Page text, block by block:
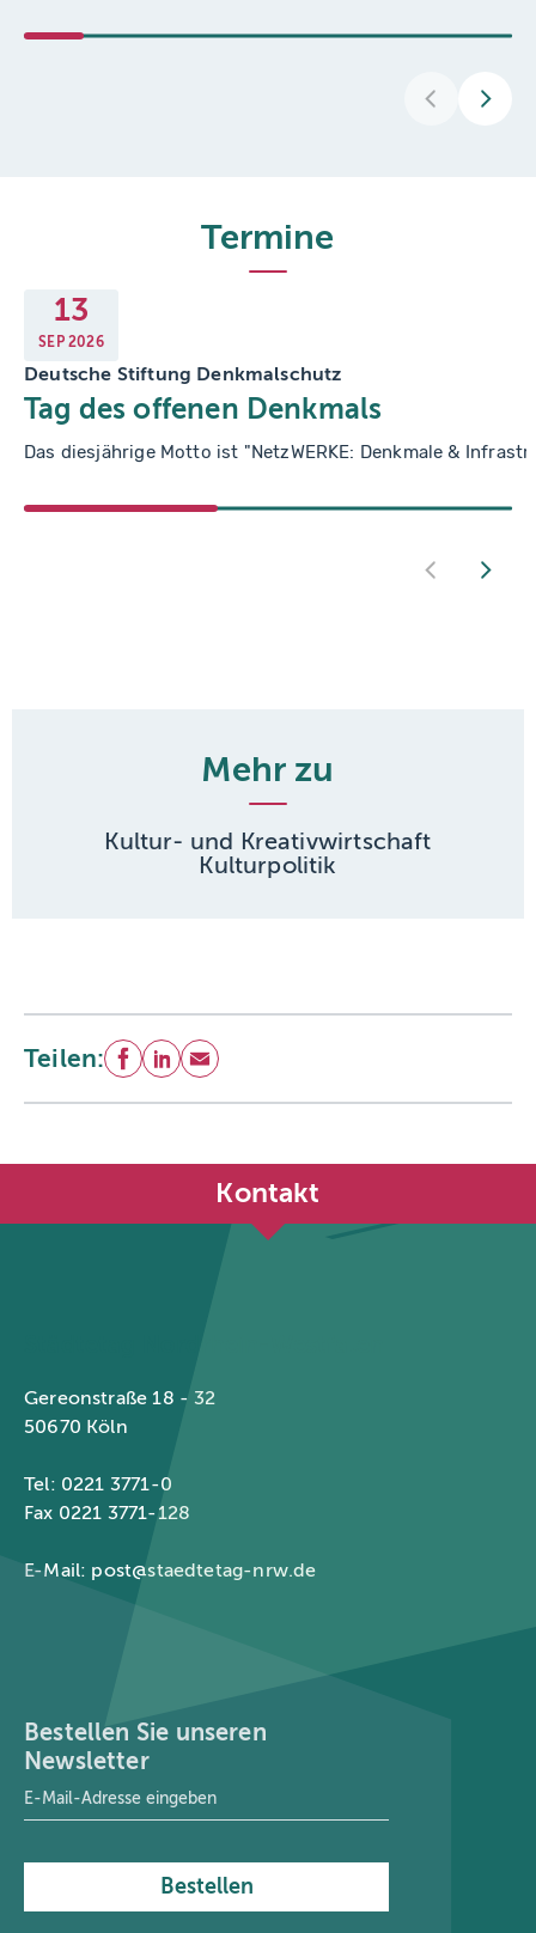
Termine
13
SEP 2026
Deutsche Stiftung Denkmalschutz
Tag des offenen Denkmals
Das diesjährige Motto ist "NetzWERKE: Denkmale &
Mehr zu
Kultur- und Kreativwirtschaft
Kulturpolitik
Teilen: Facebook
LinkedIn
E-Mail
Kontakt
Gereonstraße 18 - 32
50670 Köln
Tel: 0221 3771-0
Fax 0221 3771-128
E-Mail: post@staedtetag-nrw.de
Bestellen Sie unseren
Newsletter
E-Mail-Adresse
Bestellen